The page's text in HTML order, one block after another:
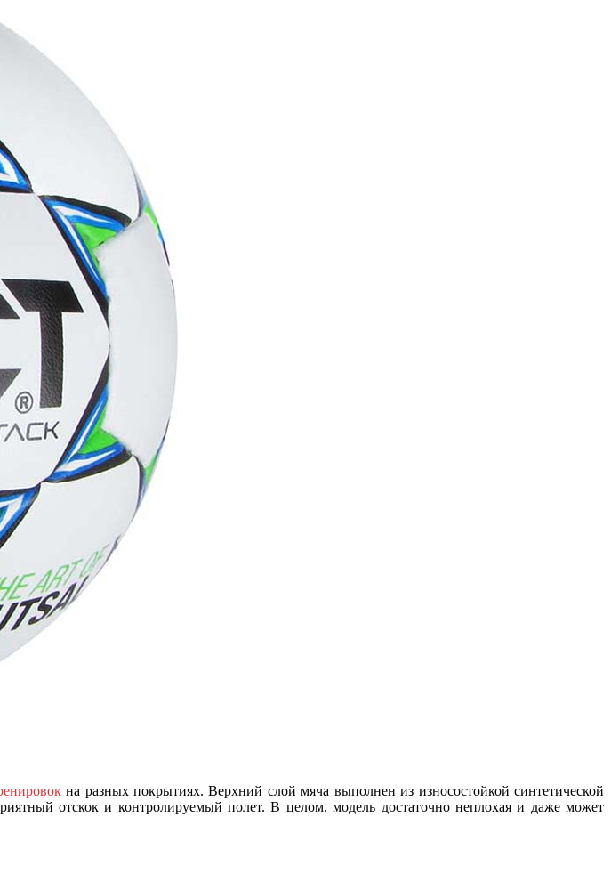
на разных покрытиях. Верхний слой мяча выполнен из износостойкой синтетической
отскок и контролируемый полет. В целом, модель достаточно неплохая и даже может